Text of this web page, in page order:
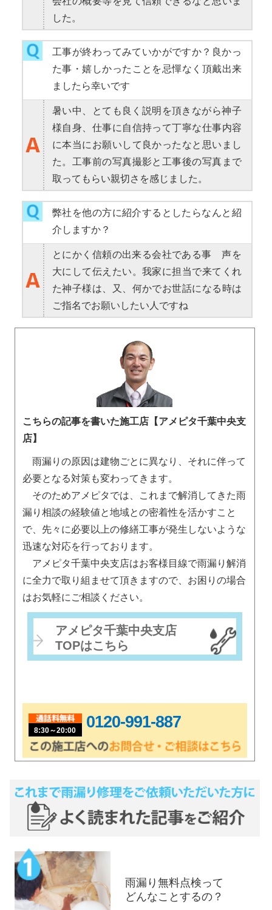
した。
工事が終わってみていかがですか？良かっ
た事・嬉しかったことを忌憚なく頂戴出来
ましたら幸いです
暑い中、とても良く説明を頂きながら神子
様自身、仕事に自信持って丁寧な仕事内容
に本当にお願いして良かったなと思いまし
た。工事前の写真撮影と工事後の写真まで
取ってもらい親切さを感じました。
弊社を他の方に紹介するとしたらなんと紹
介しますか？
とにかく信頼の出来る会社である事 声を
大にして伝えたい。我家に担当で来てくれ
た神子様は、又、何かでお世話になる時は
ご指名でお願いしたい人ですね
こちらの記事を書いた施工店【アメピタ千葉中央支
店】
雨漏りの原因は建物ごとに異なり、それに伴って
必要となる対策も変わってきます。
そのためアメピタでは、これまで解消してきた雨
漏り相談の経験値と地域との密着性を活かすこと
で、先々に必要以上の修繕工事が発生しないような
迅速な対応を行っております。
アメピタ千葉中央支店はお客様目線で雨漏り解消
に全力で取り組ませて頂きますので、お困りの場合
はお気軽にご相談ください。
アメピタ千葉中央支店
TOPはこちら
8:30～20:00 0120-991-887
雨漏り無料点検って
どんなことするの？